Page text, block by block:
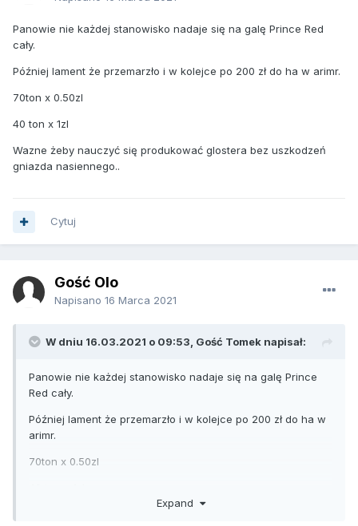
Panowie nie każdej stanowisko nadaje się na galę Prince Red
cały.
Później lament że przemarzło i w kolejce po 200 zł do ha w arimr.
70ton x 0.50zl
40 ton x 1zl
Wazne żeby nauczyć się produkować glostera bez uszkodzeń
gniazda nasiennego..
Cytuj
Gość Olo
Napisano 16 Marca 2021
W dniu 16.03.2021 o 09:53, Gość Tomek napisał:
Panowie nie każdej stanowisko nadaje się na galę Prince
Red cały.
Później lament że przemarzło i w kolejce po 200 zł do ha w
arimr.
70ton x 0.50zl
Expand